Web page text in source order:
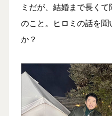
ミだが、結婚まで長く
のこと。ヒロミの話を
か？